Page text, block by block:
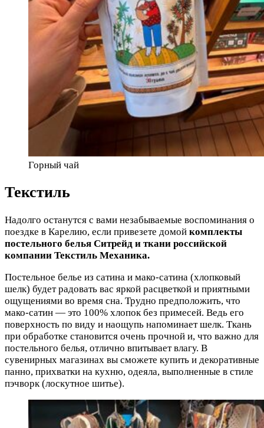
Горный чай
Текстиль
Надолго останутся с вами незабываемые воспоминания о
поездке в Карелию, если привезете домой комплекты
постельного белья Ситрейд и ткани российской
компании Текстиль Механика.
Постельное белье из сатина и мако-сатина (хлопковый
шелк) будет радовать вас яркой расцветкой и приятными
ощущениями во время сна. Трудно предположить, что
мако-сатин — это 100% хлопок без примесей. Ведь его
поверхность по виду и наощупь напоминает шелк. Ткань
при обработке становится очень прочной и, что важно для
постельного белья, отлично впитывает влагу. В
сувенирных магазинах вы сможете купить и декоративные
панно, прихватки на кухню, одеяла, выполненные в стиле
пэчворк (лоскутное шитье).